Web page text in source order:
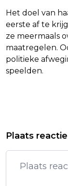
Het doel van
eerste af te
ze meermaals
maatregelen.
politieke
speelden.
GITAAR
OUD-
KWAM OP
Plaats reactie